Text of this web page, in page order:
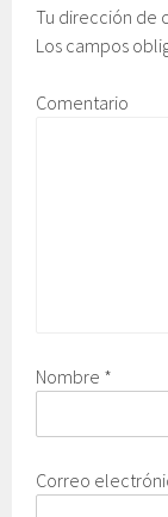
Tu dirección de
Los campos
Comentario
Nombre *
Correo